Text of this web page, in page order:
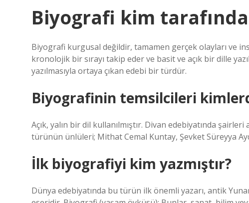
Biyografi kim
Biyografi kurgusal değildir, tamamen gerçek olayları ve
kronolojik bir sırayı takip eder ve basit ve açık bir dille
yazılmasıyla ortaya çıkan edebi bir türdür.
Biyografinin temsilcileri
Açık, yalın bir dil kullanılmıştır. Divan edebiyatında
türünün ünlüleri; Mithat Cemal Kuntay, Şevket Süreyya
İlk biyografiyi kim yazmıştır?
Dünya edebiyatında bu türün ilk önemli yazarı, antik